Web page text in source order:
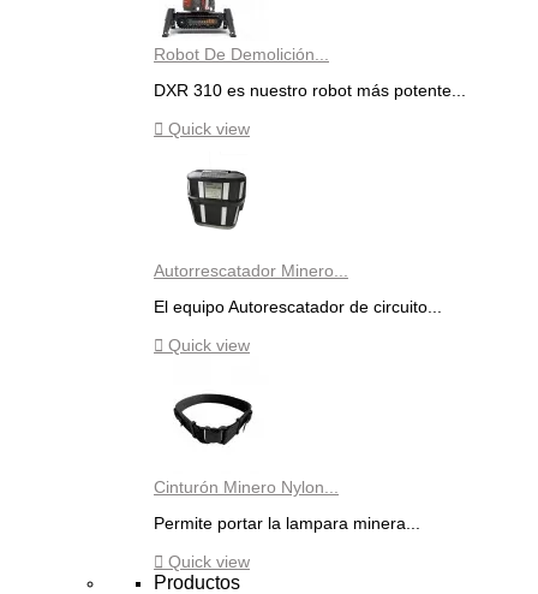
Robot De Demolición...
DXR 310 es nuestro robot más potente...
 Quick view
Autorrescatador Minero...
El equipo Autorescatador de circuito...
 Quick view
Cinturón Minero Nylon...
Permite portar la lampara minera...
 Quick view
Productos